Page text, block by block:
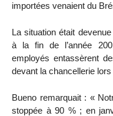
importées venaient du
La situation était
à la fin de l’année
employés entassèrent
devant la chancellerie
Bueno remarquait : «
stoppée à 90 % ; en